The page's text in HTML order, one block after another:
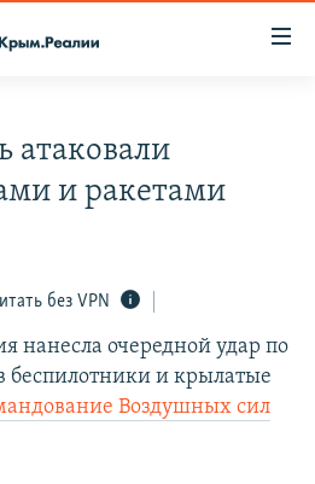
КРЫМА
11 ИСТОРИЙ СОПРОТИВЛЕНИЯ
атаковали
и ракетами
без VPN
нанесла очередной удар по
беспилотники и крылатые
Воздушных сил